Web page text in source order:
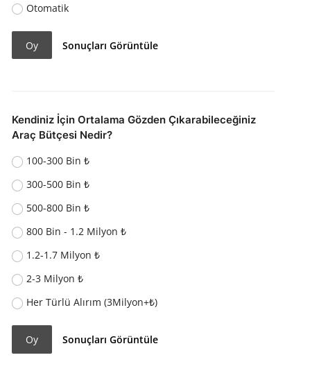
Otomatik
Oy Sonuçları Görüntüle
Kendiniz İçin Ortalama Gözden Çıkarabileceğiniz
Araç Bütçesi Nedir?
100-300 Bin ₺
300-500 Bin ₺
500-800 Bin ₺
800 Bin - 1.2 Milyon ₺
1.2-1.7 Milyon ₺
2-3 Milyon ₺
Her Türlü Alırım (3Milyon+₺)
Oy Sonuçları Görüntüle